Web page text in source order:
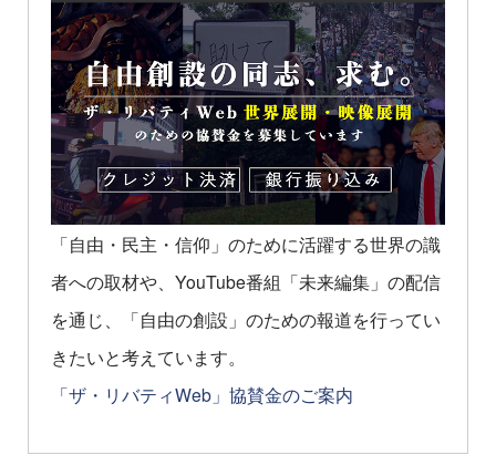
「自由・民主・信仰」のために活躍する世界の識
者への取材や、YouTube番組「未来編集」の配信
を通じ、「自由の創設」のための報道を行ってい
きたいと考えています。
「ザ・リバティWeb」協賛金のご案内